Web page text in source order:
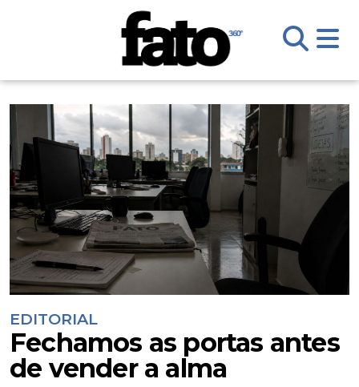
EDITORIAL
Fechamos as portas antes
de vender a alma